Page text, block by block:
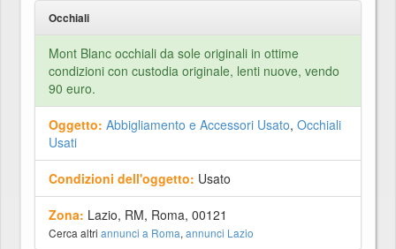
Occhiali
Mont Blanc occhiali da sole originali in ottime
condizioni con custodia originale, lenti nuove, vendo
90 euro.
Oggetto: Abbigliamento e Accessori Usato, Occhiali
Usati
Condizioni dell'oggetto: Usato
Zona: Lazio, RM, Roma, 00121
Cerca altri annunci a Roma, annunci Lazio